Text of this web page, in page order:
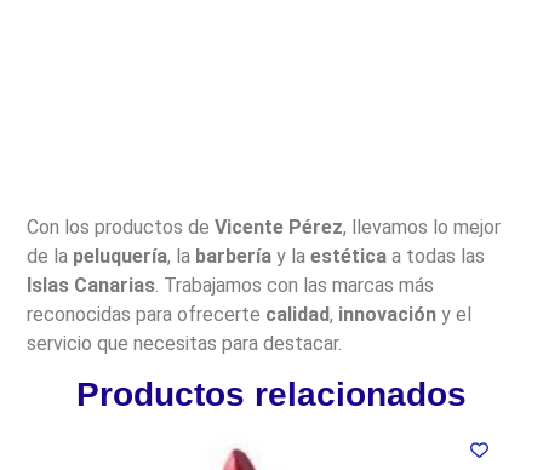
Con los productos deVicente Pérez, llevamos lo mejor
de la peluquería, la barbería y laestética a todas las
Islas Canarias. Trabajamos con las marcas más
reconocidas para ofrecerte calidad, innovación y el
servicio que necesitas para destacar.
Productos relacionados